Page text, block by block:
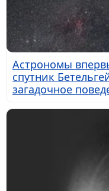
Астрономы
спутник
загадочное